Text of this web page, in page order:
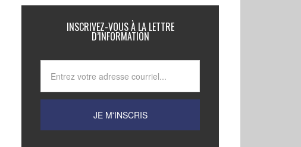
INSCRIVEZ-VOUS À LA LETTRE
D’INFORMATION